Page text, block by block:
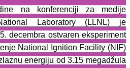
na konferenciji za medije
Laboratory (LLNL) je
decembra ostvaren eksperiment
National Ignition Facility (NIF)
energiju od 3.15 megadžula